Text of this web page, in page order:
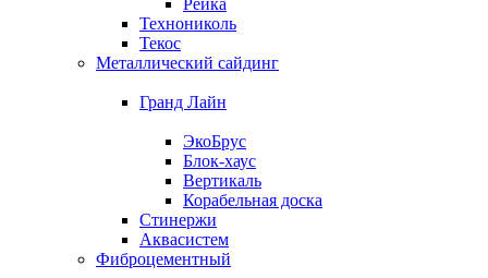
Рейка
Технониколь
Текос
Металлический сайдинг
Гранд Лайн
ЭкоБрус
Блок-хаус
Вертикаль
Корабельная доска
Стинержи
Аквасистем
Фиброцементный